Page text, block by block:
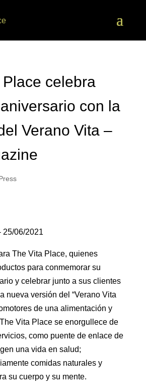
celebra
con la
Verano Vita –
25/06/2021
The Vita Place, quienes
para conmemorar su
y celebrar junto a sus clientes
nueva versión del “Verano Vita
de una alimentación y
Vita Place se enorgullece de
como puente de enlace de
una vida en salud;
comidas naturales y
su cuerpo y su mente.